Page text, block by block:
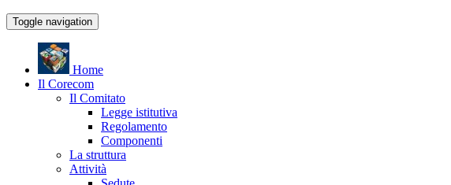
Toggle navigation
Home
Il Corecom
Il Comitato
Legge istitutiva
Regolamento
Componenti
La struttura
Attività